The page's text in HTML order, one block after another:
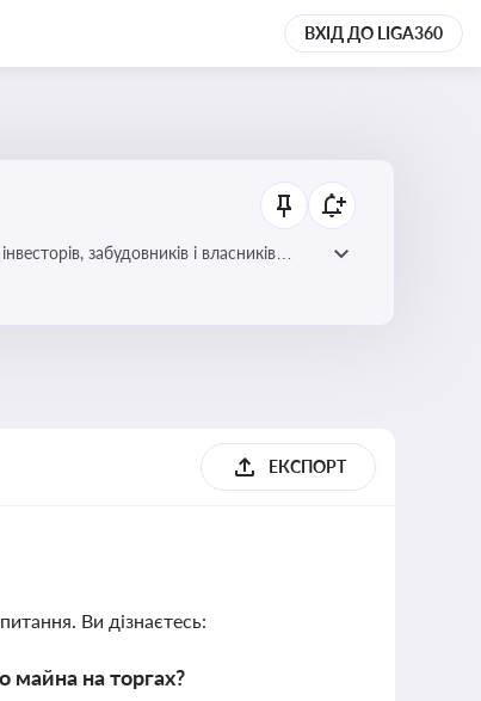
ВХІД ДО LIGA360
забудовників і власників
ЕКСПОРТ
Ви дізнаєтесь:
майна на торгах?